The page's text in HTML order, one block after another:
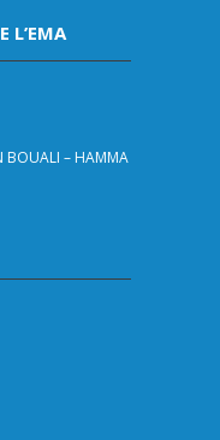
L’EMA
BOUALI – HAMMA